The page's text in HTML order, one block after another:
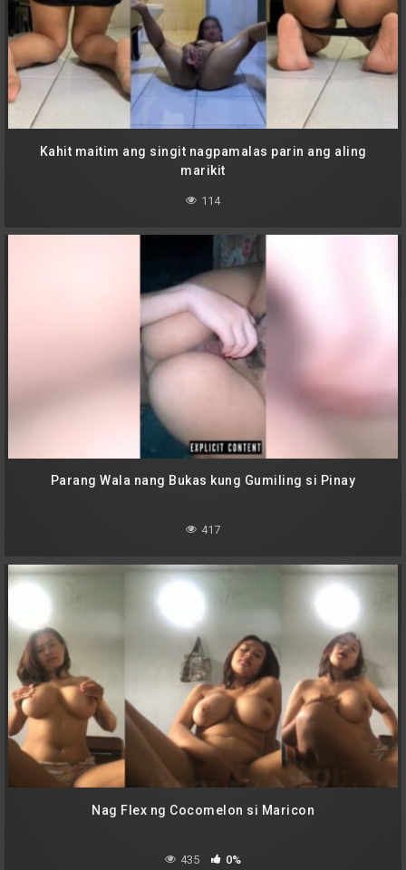
Kahit maitim ang singit nagpamalas parin ang aling
marikit
114
Parang Wala nang Bukas kung Gumiling si Pinay
417
Nag Flex ng Cocomelon si Maricon
435 0%